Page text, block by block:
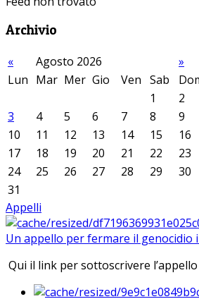
Archivio
« Agosto 2026
»
Lun Mar Mer Gio Ven Sab
1
2
3
4 5 6 7 8
9
10
11 12 13 14 15
16
17
18 19 20 21 22
23
24
25 26 27 28 29
30
31
Appelli
Un appello per fermare il genocidio
Qui il link per sottoscrivere l’appello